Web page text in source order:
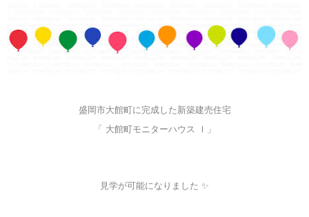
盛岡市大館町に完成した新築建売住宅
「 大館町モニターハウス Ⅰ」
見学が可能になりました ✨